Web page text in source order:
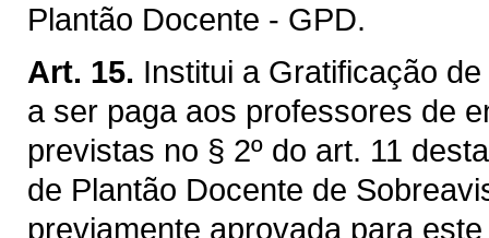
Plantão Docente - GPD.
Art. 15. Institui a Gratificação
a ser paga aos professores de
previstas no § 2º do art. 11
de Plantão Docente de
previamente aprovada para